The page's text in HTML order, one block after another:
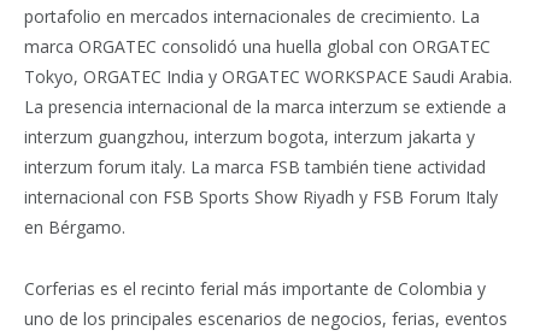
portafolio en mercados internacionales de crecimiento. La
marca ORGATEC consolidó una huella global con ORGATEC
Tokyo, ORGATEC India y ORGATEC WORKSPACE Saudi Arabia.
La presencia internacional de la marca interzum se extiende a
interzum guangzhou, interzum bogota, interzum jakarta y
interzum forum italy. La marca FSB también tiene actividad
internacional con FSB Sports Show Riyadh y FSB Forum Italy
en Bérgamo.
Corferias es el recinto ferial más importante de Colombia y
uno de los principales escenarios de negocios, ferias, eventos